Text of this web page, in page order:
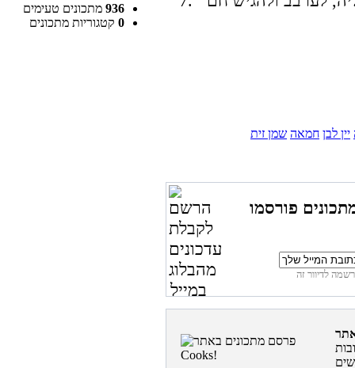
936 מתכונים טעימים
0 קטגוריות מתכונים
יין לבן חמאה שמן זית
פורסמו